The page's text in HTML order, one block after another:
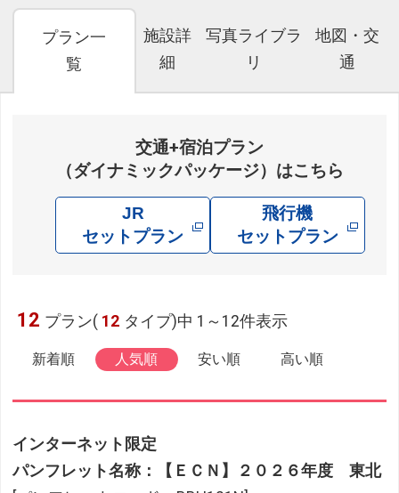
プラン一
覧
施設詳
細
写真ライブラ
リ
地図・交
通
交通+宿泊プラン
（ダイナミックパッケージ）はこちら
JR
セットプラン
飛行機
セットプラン
12 プラン( 12 タイプ)中 1～12件表示
新着順 人気順 安い順 高い順
インターネット限定
パンフレット名称：【ＥＣＮ】２０２６年度 東北